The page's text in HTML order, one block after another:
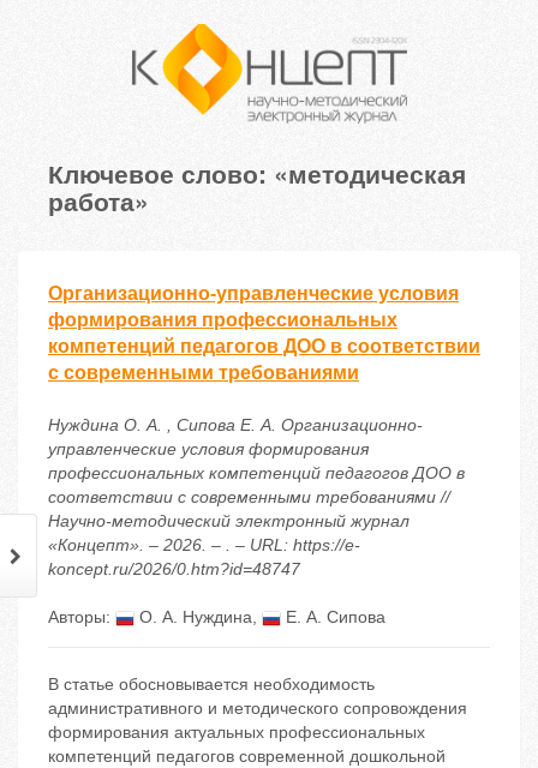
Ключевое слово: «методическая
работа»
Организационно-управленческие условия
формирования профессиональных
компетенций педагогов ДОО в соответствии
с современными требованиями
Нуждина О. А. , Сипова Е. А. Организационно-
управленческие условия формирования
профессиональных компетенций педагогов ДОО в
соответствии с современными требованиями //
Научно-методический электронный журнал
«Концепт». – 2026. – . – URL: https://e-
koncept.ru/2026/0.htm?id=48747
Авторы: О. А. Нуждина, Е. А. Сипова
В статье обосновывается необходимость
административного и методического сопровождения
формирования актуальных профессиональных
компетенций педагогов современной дошкольной